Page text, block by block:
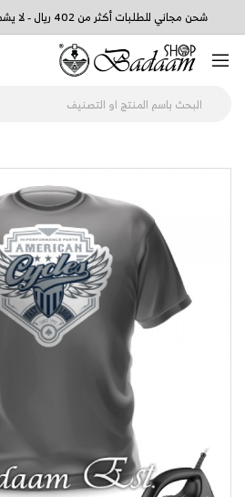
شحن مجاني للطلبات أكثر من 402 ريال - لا يشمل تابي وتمارا تطبق الشروط